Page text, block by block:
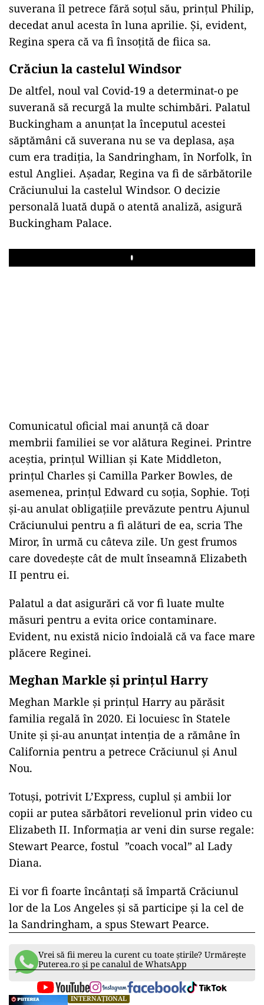
suverana îl petrece fără soțul său, prințul Philip,
decedat anul acesta în luna aprilie. Și, evident,
Regina spera că va fi însoțită de fiica sa.
Crăciun la castelul Windsor
De altfel, noul val Covid-19 a determinat-o pe
suverană să recurgă la multe schimbări. Palatul
Buckingham a anunțat la începutul acestei
săptămâni că suverana nu se va deplasa, așa
cum era tradiția, la Sandringham, în Norfolk, în
estul Angliei. Așadar, Regina va fi de sărbătorile
Crăciunului la castelul Windsor. O decizie
personală luată după o atentă analiză, asigură
Buckingham Palace.
Play
Comunicatul oficial mai anunță că doar
membrii familiei se vor alătura Reginei. Printre
aceștia, prințul Willian și Kate Middleton,
prințul Charles și Camilla Parker Bowles, de
asemenea, prințul Edward cu soția, Sophie. Toți
și-au anulat obligațiile prevăzute pentru Ajunul
Crăciunului pentru a fi alături de ea, scria The
Miror, în urmă cu câteva zile. Un gest frumos
care dovedește cât de mult înseamnă Elizabeth
II pentru ei.
Palatul a dat asigurări că vor fi luate multe
măsuri pentru a evita orice contaminare.
Evident, nu există nicio îndoială că va face mare
plăcere Reginei.
Meghan Markle și prințul Harry
Meghan Markle și prințul Harry au părăsit
familia regală în 2020. Ei locuiesc în Statele
Unite și și-au anunțat intenția de a rămâne în
California pentru a petrece Crăciunul și Anul
Nou.
Totuși, potrivit L’Express, cuplul și ambii lor
copii ar putea sărbători revelionul prin video cu
Elizabeth II. Informația ar veni din surse regale:
Stewart Pearce, fostul ”coach vocal” al Lady
Diana.
Ei vor fi foarte încântați să împartă Crăciunul
lor de la Los Angeles și să participe și la cel de
la Sandringham, a spus Stewart Pearce.
Vrei să fii mereu la curent cu toate știrile? Urmărește
Puterea.ro și pe canalul de WhatsApp
INTERNAȚIONAL